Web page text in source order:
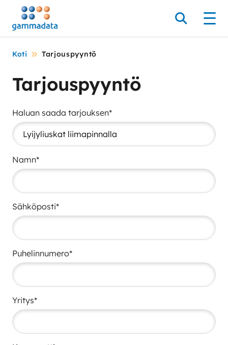
Siirry
pääsisältöönt
Hae
Koti Tarjouspyyntö
Tarjouspyyntö
Haluan saada tarjouksen*
Namn*
Sähköposti*
Puhelinnumero*
Yritys*